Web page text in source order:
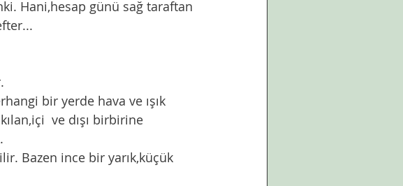
ve dışı birbirine